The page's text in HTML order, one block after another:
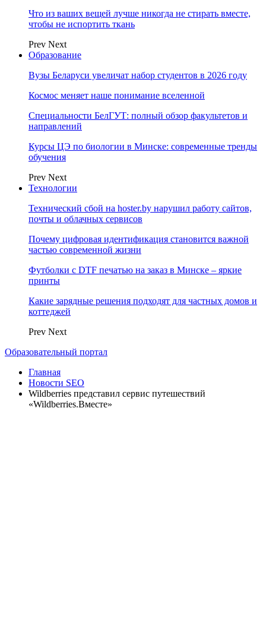
Что из ваших вещей лучше никогда не стирать вместе,
чтобы не испортить ткань
Prev Next
Образование
Вузы Беларуси увеличат набор студентов в 2026 году
Космос меняет наше понимание вселенной
Специальности БелГУТ: полный обзор факультетов и
направлений
Курсы ЦЭ по биологии в Минске: современные тренды
обучения
Prev Next
Технологии
Технический сбой на hoster.by нарушил работу сайтов,
почты и облачных сервисов
Почему цифровая идентификация становится важной
частью современной жизни
Футболки с DTF печатью на заказ в Минске – яркие
принты
Какие зарядные решения подходят для частных домов и
коттеджей
Prev Next
Образовательный портал
Главная
Новости SEO
Wildberries представил сервис путешествий
«Wildberries.Вместе»